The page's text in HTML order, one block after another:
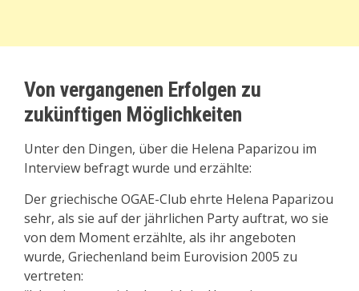
Von vergangenen Erfolgen zu
zukünftigen Möglichkeiten
Unter den Dingen, über die Helena Paparizou im
Interview befragt wurde und erzählte:
Der griechische OGAE-Club ehrte Helena Paparizou
sehr, als sie auf der jährlichen Party auftrat, wo sie
von dem Moment erzählte, als ihr angeboten
wurde, Griechenland beim Eurovision 2005 zu
vertreten: